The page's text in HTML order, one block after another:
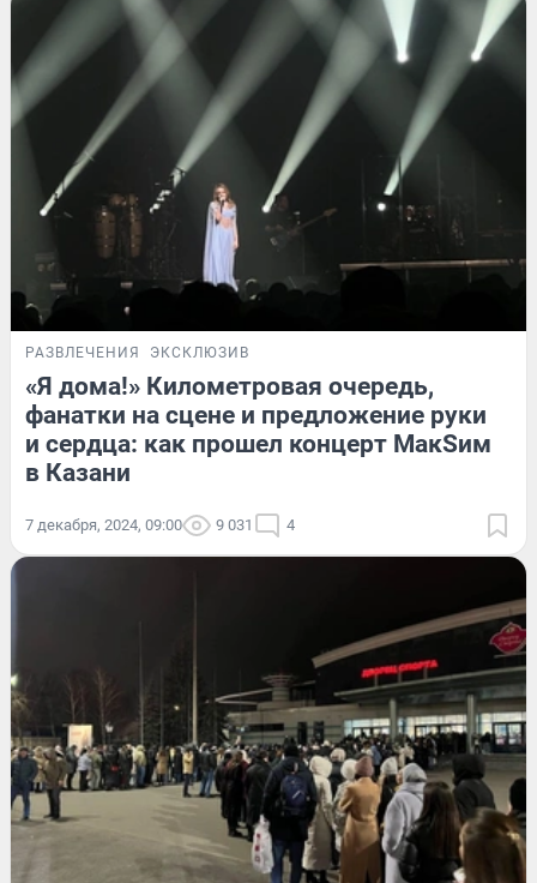
РАЗВЛЕЧЕНИЯ ЭКСКЛЮЗИВ
«Я дома!» Километровая очередь,
фанатки на сцене и предложение руки
и сердца: как прошел концерт МакSим
в Казани
7 декабря, 2024, 09:00 9 031 4